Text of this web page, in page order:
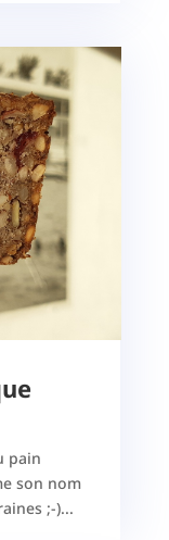
pain
son nom
;-)...